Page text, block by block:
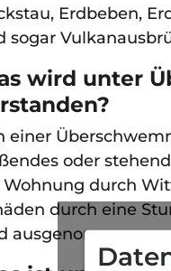
Erdbeben,
sogar
wird unter
einer
oder
Wohnung durch
durch eine
ausgenommen.